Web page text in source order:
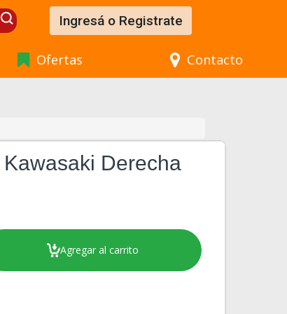
Ingresá o Registrate
Ofertas Contacto
Kawasaki Derecha
Agregar al carrito